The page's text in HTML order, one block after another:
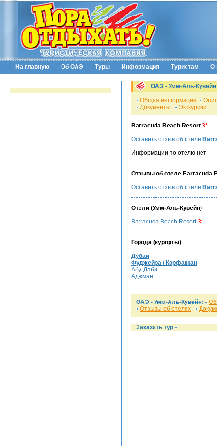
На главную Об ОАЭ Туры Информация Туристам О
ОАЭ - Умм-Аль-Кувейн
Общая информация
Документы
Экскурсии
Barracuda Beach Resort 3*
Оставить отзыв об отеле
Информации по отелю нет
Отзывы об отеле Barracuda
Оставить отзыв об отеле
Отели (Умм-Аль-Кувейн)
Barracuda Beach Resort 3*
Города (курорты)
Дубаи
Фуджейра / Корфаккан
Абу-Даби
Аджман
ОАЭ - Умм-Аль-Кувейн:
Отзывы об отелях
Заказать тур